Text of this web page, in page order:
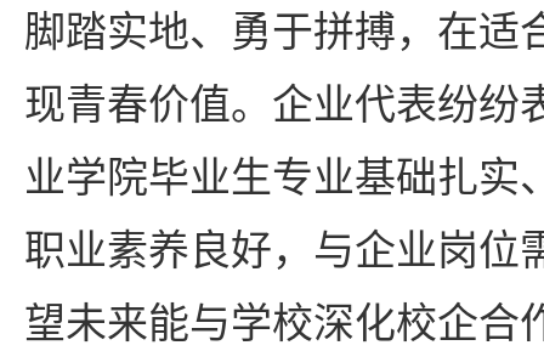
脚踏实地、勇于拼搏，在适
现青春价值。企业代表纷纷
业学院毕业生专业基础扎实
职业素养良好，与企业岗位
望未来能与学校深化校企合